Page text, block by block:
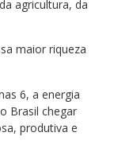
agricultura, da
maior riqueza
6, a energia
Brasil chegar
produtiva e